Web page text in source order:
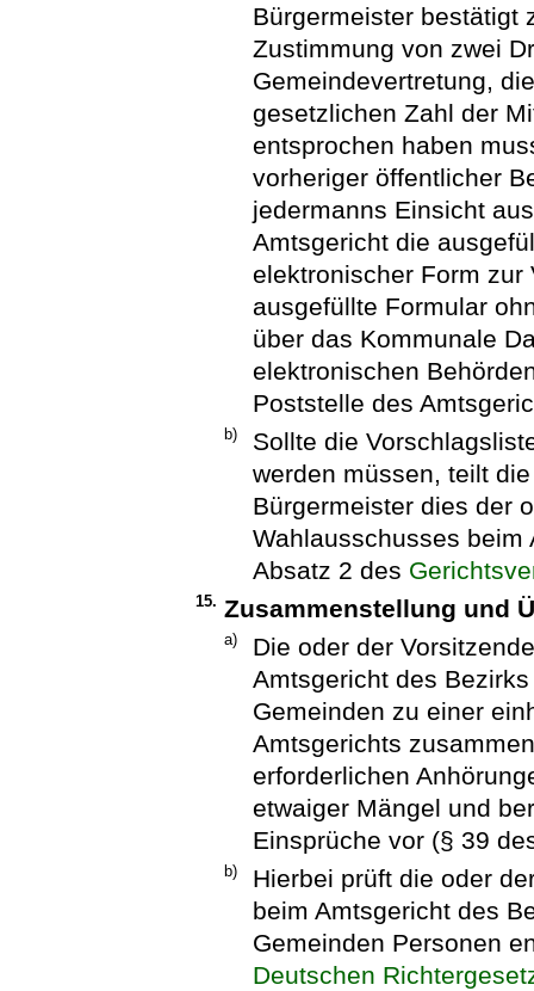
Bürgermeister bestätigt
Zustimmung von zwei
Gemeindevertretung,
gesetzlichen Zahl der
entsprochen haben
vorheriger öffentlicher
jedermanns Einsicht
Amtsgericht die
elektronischer Form
ausgefüllte Formular
über das Kommunale
elektronischen
Poststelle des
b)
Sollte die
werden müssen, teilt
Bürgermeister dies der
Wahlausschusses
Absatz 2 des
15. Zusammenstellung und
a)
Die oder der
Amtsgericht des
Gemeinden zu einer
Amtsgerichts
erforderlichen
etwaiger Mängel und
Einsprüche vor (§ 39
b)
Hierbei prüft die oder
beim Amtsgericht des
Gemeinden Personen
Deutschen